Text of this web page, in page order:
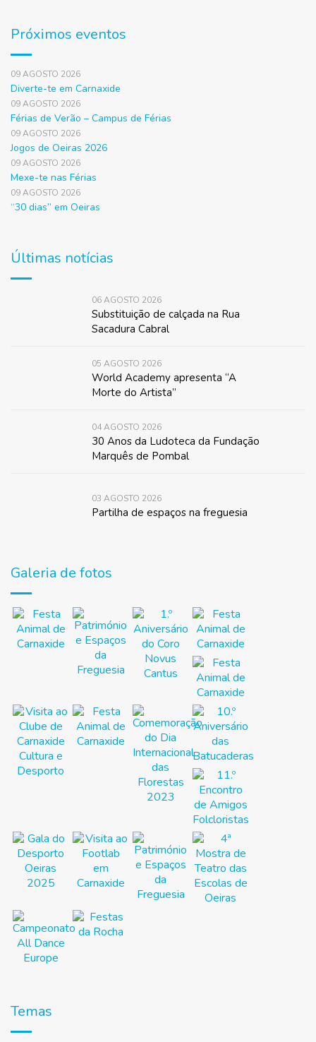
Próximos eventos
09 AGOSTO 2026
Diverte-te em Carnaxide
09 AGOSTO 2026
Férias de Verão – Campus de Férias
09 AGOSTO 2026
Jogos de Oeiras 2026
09 AGOSTO 2026
Mexe-te nas Férias
09 AGOSTO 2026
“30 dias” em Oeiras
Últimas notícias
06 AGOSTO 2026
Substituição de calçada na Rua
Sacadura Cabral
05 AGOSTO 2026
World Academy apresenta “A
Morte do Artista”
04 AGOSTO 2026
30 Anos da Ludoteca da Fundação
Marquês de Pombal
03 AGOSTO 2026
Partilha de espaços na freguesia
Galeria de fotos
Temas